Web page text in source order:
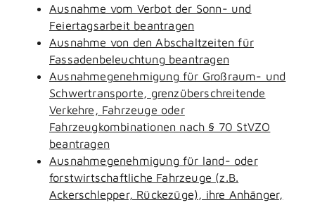
Ausnahme vom Verbot der Sonn- und
Feiertagsarbeit beantragen
Ausnahme von den Abschaltzeiten für
Fassadenbeleuchtung beantragen
Ausnahmegenehmigung für Großraum- und
Schwertransporte, grenzüberschreitende
Verkehre, Fahrzeuge oder
Fahrzeugkombinationen nach § 70 StVZO
beantragen
Ausnahmegenehmigung für land- oder
forstwirtschaftliche Fahrzeuge (z.B.
Ackerschlepper, Rückezüge), ihre Anhänger,